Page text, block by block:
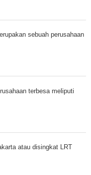
sebuah perusahaan
terbesa meliputi
atau disingkat LRT